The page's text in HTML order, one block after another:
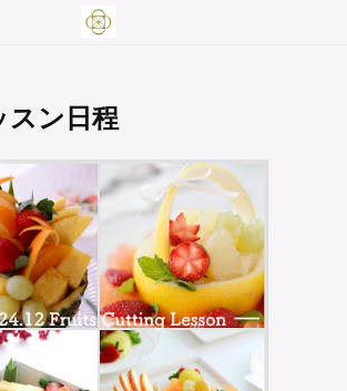
ン日程